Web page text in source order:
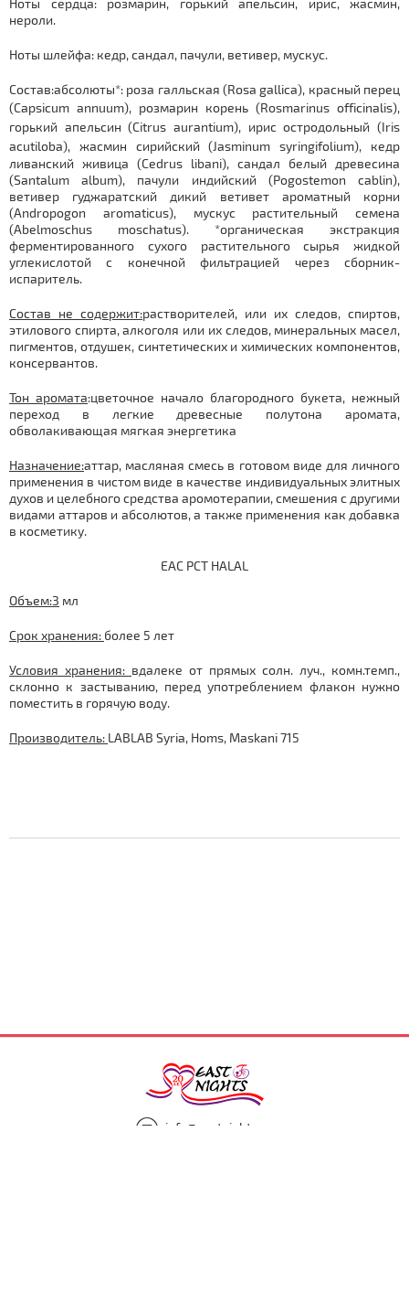
Ноты сердца: розмарин, горький апельсин, ирис, жасмин,
нероли.
Ноты шлейфа: кедр, сандал, пачули, ветивер, мускус.
Состав:абсолюты*: роза галльская (Rosa gallica), красный перец
(Capsicum annuum), розмарин корень (Rosmarinus officinalis),
горький апельсин (Citrus aurantium), ирис остродольный (Iris
acutiloba), жасмин сирийский (Jasminum syringifolium), кедр
ливанский живица (Cedrus libani), сандал белый древесина
(Santalum album), пачули индийский (Pogostemon cablin),
ветивер гуджаратский дикий ветивет ароматный корни
(Andropogon aromaticus), мускус растительный семена
(Abelmoschus moschatus). *органическая экстракция
ферментированного сухого растительного сырья жидкой
углекислотой с конечной фильтрацией через сборник-
испаритель.
Состав не содержит:растворителей, или их следов, спиртов,
этилового спирта, алкоголя или их следов, минеральных масел,
пигментов, отдушек, синтетических и химических компонентов,
консервантов.
Тон аромата:цветочное начало благородного букета, нежный
переход в легкие древесные полутона аромата,
обволакивающая мягкая энергетика
Назначение:аттар, масляная смесь в готовом виде для личного
применения в чистом виде в качестве индивидуальных элитных
духов и целебного средства аромотерапии, смешения с другими
видами аттаров и абсолютов, а также применения как добавка
в косметику.
ЕАС РСТ HALAL
Объем:3 мл
Срок хранения: более 5 лет
Условия хранения: вдалеке от прямых солн. луч., комн.темп.,
склонно к застыванию, перед употреблением флакон нужно
поместить в горячую воду.
Производитель: LABLAB Syria, Homs, Maskani 715
info@eastnights.ru